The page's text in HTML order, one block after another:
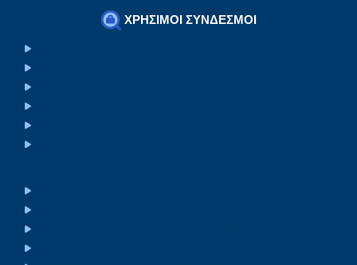
ΧΡΗΣΙΜΟΙ ΣΥΝΔΕΣΜΟΙ